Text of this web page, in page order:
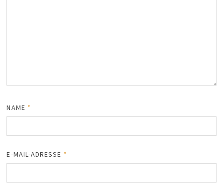
NAME *
E-MAIL-ADRESSE *